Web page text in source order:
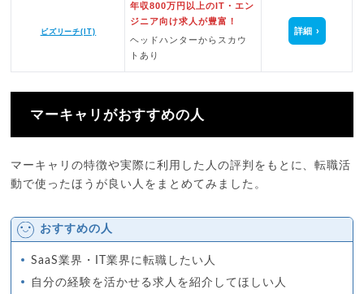
ビズリーチ(IT)
年収800万円以上のIT・エン
ジニア向け求人が豊富！
ヘッドハンターからスカウ
トあり
詳細
マーキャリがおすすめの人
マーキャリの特徴や実際に利用した人の評判をもとに、転職活
動で使ったほうが良い人をまとめてみました。
おすすめの人
SaaS業界・IT業界に転職したい人
自分の経験を活かせる求人を紹介してほしい人